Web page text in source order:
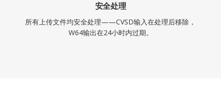
安全处理
所有上传文件均安全处理——CVSD输入在处理后移除，
W64输出在24小时内过期。